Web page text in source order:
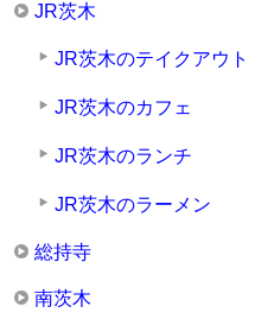
JR茨木
JR茨木のテイクアウト
JR茨木のカフェ
JR茨木のランチ
JR茨木のラーメン
総持寺
南茨木